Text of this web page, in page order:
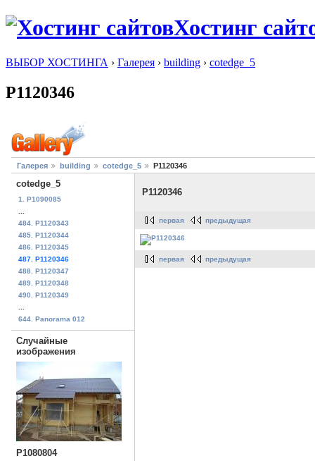
Хостинг
ВЫБОР ХОСТИНГА › Галерея › building › cotedge_5
P1120346
Галерея building cotedge_5 P1120346
cotedge_5
1. P1090085
...
484. P1120343
485. P1120344
486. P1120345
487. P1120346
488. P1120347
489. P1120348
490. P1120349
...
644. Panorama 012
Случайные
изображения
P1080804
P1120346
первая предыдущая
первая предыдущая